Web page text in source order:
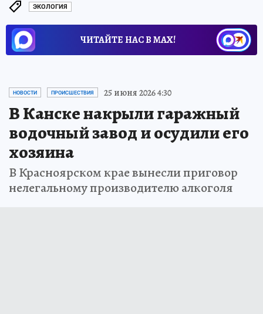
ЭКОЛОГИЯ
ЧИТАЙТЕ НАС В МАХ!
НОВОСТИ ПРОИСШЕСТВИЯ 25 июня 2026 4:30
В Канске накрыли гаражный
водочный завод и осудили его
хозяина
В Красноярском крае вынесли приговор
нелегальному производителю алкоголя